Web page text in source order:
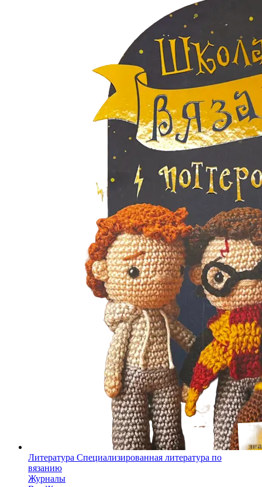
Литература Специализированная литература по
вязанию
Журналы